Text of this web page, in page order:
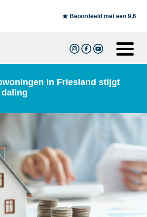
Beoordeeld met een 9,6
in Friesland stijgt